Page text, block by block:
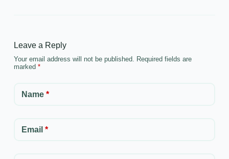
Leave a Reply
Your email address will not be published. Required fields are
marked *
Name*
Email *